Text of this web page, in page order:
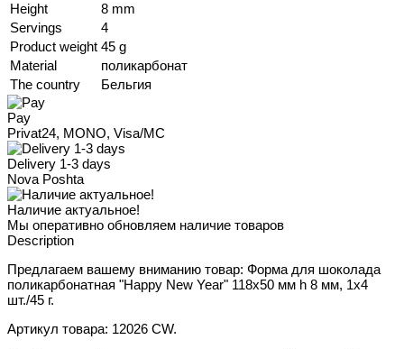
Height
8 mm
Servings
4
Product weight 45 g
Material
поликарбонат
The country
Бельгия
Pay
Privat24, MONO, Visa/MC
Delivery 1-3 days
Nova Poshta
Наличие актуальное!
Мы оперативно обновляем наличие товаров
Description
Предлагаем вашему вниманию товар: Форма для шоколада
поликарбонатная "Happy New Year" 118х50 мм h 8 мм, 1х4
шт./45 г.
Артикул товара: 12026 CW.